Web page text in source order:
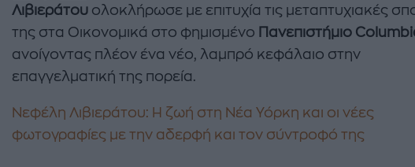
Λιβιεράτου ολοκλήρωσε με επιτυχία τις μεταπτυχιακές
της στα Οικονομικά στο φημισμένο
Πανεπιστήμιο
ανοίγοντας πλέον ένα νέο, λαμπρό κεφάλαιο στην
επαγγελματική της πορεία.
Νεφέλη Λιβιεράτου: Η ζωή στη Νέα Υόρκη και οι νέες
φωτογραφίες με την αδερφή και τον σύντροφό της
ΣΑΜΑΝΘΑ ΑΠΟΣΤΟΛΟΠΟΥΛΟΥ
Η απόλυτη καλοκαιρινή
δροσερή σαλάτα με
καρπούζι, φέτα και φράουλες
που θα λατρέψετε
ΔΑΦΝΗ ΚΑΡΑΒΟΚΥΡΗ
Nτίνα Νικολάου: «Όταν
πεθάνω»